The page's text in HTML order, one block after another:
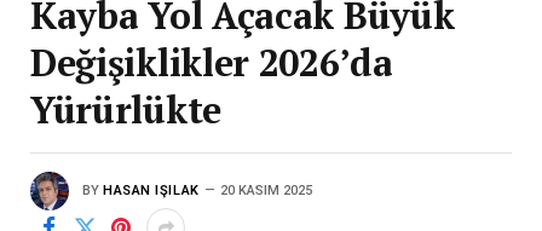
Kayba Yol Açacak Büyük
Değişiklikler 2026’da
Yürürlükte
BY HASAN IŞILAK 20 KASIM 2025